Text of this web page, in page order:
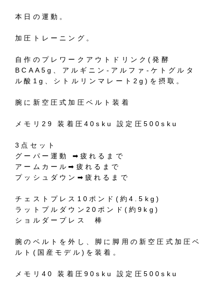
本日の運動。
加圧トレーニング。
自作のプレワークアウトドリンク(発酵
BCAA5g、アルギニン-アルファ-ケトグルタ
ル酸1g、シトルリンマレート2g)を摂取。
腕に新空圧式加圧ベルト装着
メモリ29 装着圧40sku 設定圧500sku
3点セット
グーパー運動 ➡︎疲れるまで
アームカール➡︎疲れるまで
プッシュダウン➡︎疲れるまで
チェストプレス10ポンド(約4.5kg)
ラットプルダウン20ポンド(約9kg)
ショルダープレス 棒
腕のベルトを外し、脚に脚用の新空圧式加圧ベ
ルト(国産モデル)を装着。
メモリ40 装着圧90sku 設定圧500sku